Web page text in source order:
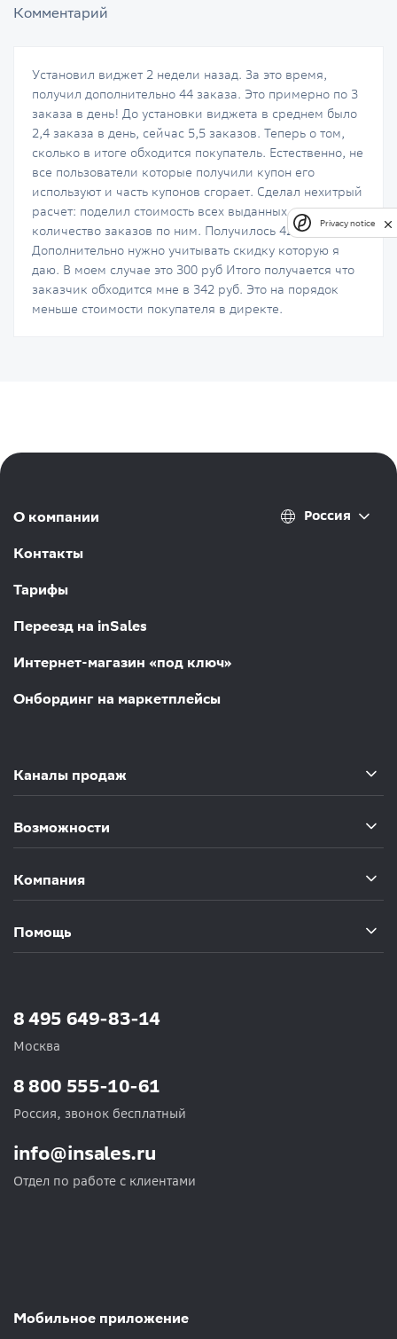
Комментарий
Установил виджет 2 недели назад. За это время,
получил дополнительно 44 заказа. Это примерно по 3
заказа в день! До установки виджета в среднем было
2,4 заказа в день, сейчас 5,5 заказов. Теперь о том,
сколько в итоге обходится покупатель. Естественно, не
все пользователи которые получили купон его
используют и часть купонов сгорает. Сделал нехитрый
расчет: поделил стоимость всех выданных купонов на
количество заказов по ним. Получилось 42 рубля.
Дополнительно нужно учитывать скидку которую я
даю. В моем случае это 300 руб Итого получается что
заказчик обходится мне в 342 руб. Это на порядок
меньше стоимости покупателя в директе.
О компании
Контакты
Тарифы
Переезд на inSales
Интернет-магазин «под ключ»
Онбординг на маркетплейсы
Россия
Каналы продаж
Возможности
Компания
Помощь
8 495 649-83-14
Москва
info@insales.ru
Отдел по работе с клиентами
8 800 555-10-61
Россия, звонок бесплатный
Мобильное приложение
Privacy notice